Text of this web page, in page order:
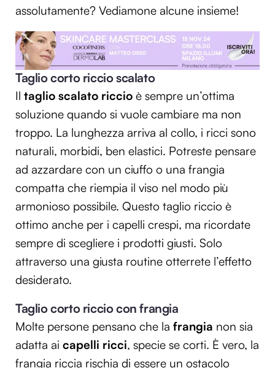
assolutamente? Vediamone alcune insieme!
Taglio corto riccio scalato
Il taglio scalato riccio è sempre un’ottima
soluzione quando si vuole cambiare ma non
troppo. La lunghezza arriva al collo, i ricci sono
naturali, morbidi, ben elastici. Potreste pensare
ad azzardare con un ciuffo o una frangia
compatta che riempia il viso nel modo più
armonioso possibile. Questo taglio riccio è
ottimo anche per i capelli crespi, ma ricordate
sempre di scegliere i prodotti giusti. Solo
attraverso una giusta routine otterrete l’effetto
desiderato.
Taglio corto riccio con frangia
Molte persone pensano che la frangia non sia
adatta ai capelli ricci, specie se corti. È vero, la
frangia riccia rischia di essere un ostacolo